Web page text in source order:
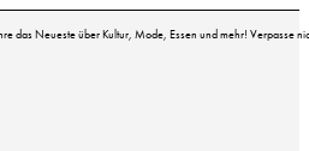
das Neueste über Kultur, Mode, Essen und mehr! Verpasse